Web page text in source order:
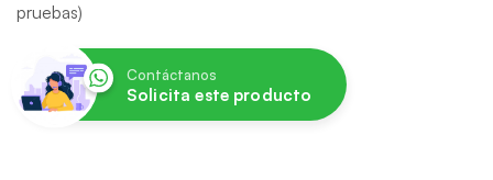
pruebas)
Contáctanos
Solicita este producto